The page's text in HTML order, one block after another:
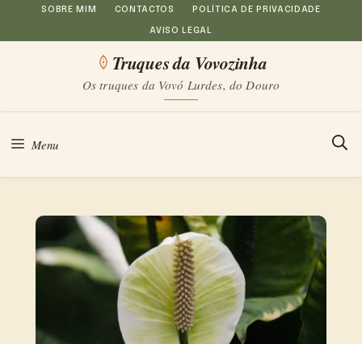
Saltar
para
conteúdo
SOBRE MIM CONTACTOS POLÍTICA DE PRIVACIDADE
AVISO LEGAL
Truques da Vovozinha
Os truques da Vovó Lurdes, do Douro
Menu